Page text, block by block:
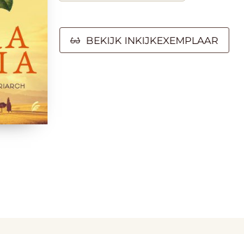
BEKIJK INKIJKEXEMPLAAR